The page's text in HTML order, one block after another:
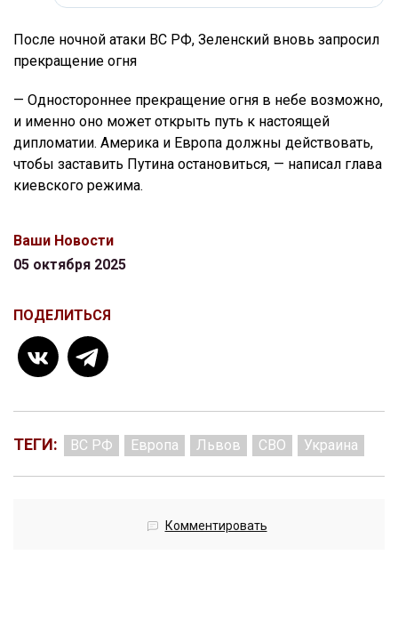
После ночной атаки ВС РФ, Зеленский вновь запросил
прекращение огня
— Одностороннее прекращение огня в небе возможно,
и именно оно может открыть путь к настоящей
дипломатии. Америка и Европа должны действовать,
чтобы заставить Путина остановиться, — написал глава
киевского режима.
Ваши Новости
05 октября 2025
ПОДЕЛИТЬСЯ
ТЕГИ: ВС РФ Европа Львов СВО Украина
Комментировать